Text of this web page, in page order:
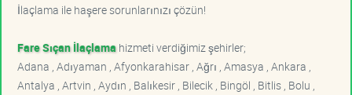
İlaçlama ile haşere sorunlarınızı çözün!
Fare Sıçan İlaçlama hizmeti verdiğimiz şehirler;
Adana , Adıyaman , Afyonkarahisar , Ağrı , Amasya , Ankara ,
Antalya , Artvin , Aydın , Balıkesir , Bilecik , Bingöl , Bitlis , Bolu ,